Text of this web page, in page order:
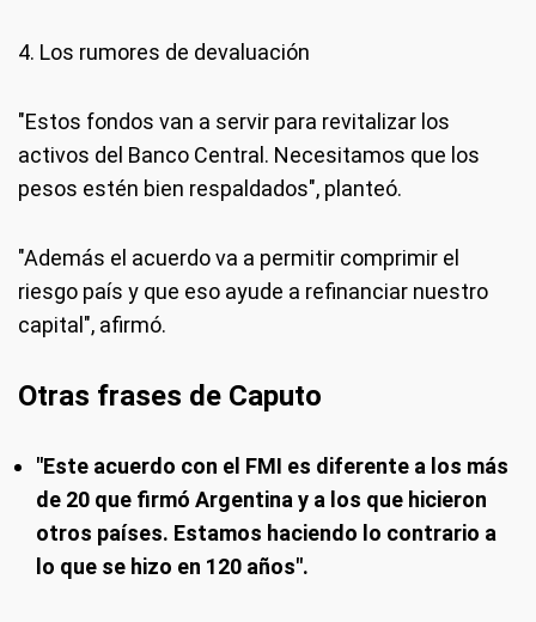
4. Los rumores de devaluación
"Estos fondos van a servir para revitalizar los
activos del Banco Central. Necesitamos que los
pesos estén bien respaldados", planteó.
"Además el acuerdo va a permitir comprimir el
riesgo país y que eso ayude a refinanciar nuestro
capital", afirmó.
Otras frases de Caputo
"Este acuerdo con el FMI es diferente a los más
de 20 que firmó Argentina y a los que hicieron
otros países. Estamos haciendo lo contrario a
lo que se hizo en 120 años".